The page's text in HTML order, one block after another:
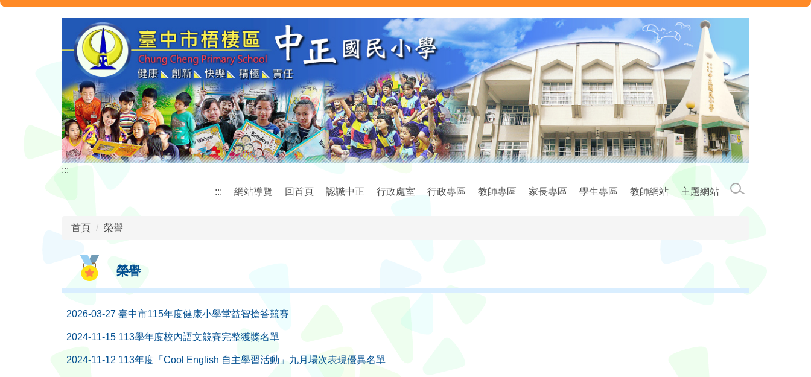
跳
:::
::: 網站導覽 回首頁 認識中正 行政處室 行政專區 教師專區 家長專區 學生專區 教師網站 主題網站
首頁 榮譽
榮譽
2026-03-27 臺中市115年度健康小學堂益智搶答競賽
2024-11-15 113學年度校內語文競賽完整獲獎名單
2024-11-12 113年度「Cool English 自主學習活動」九月場次表現優異名單